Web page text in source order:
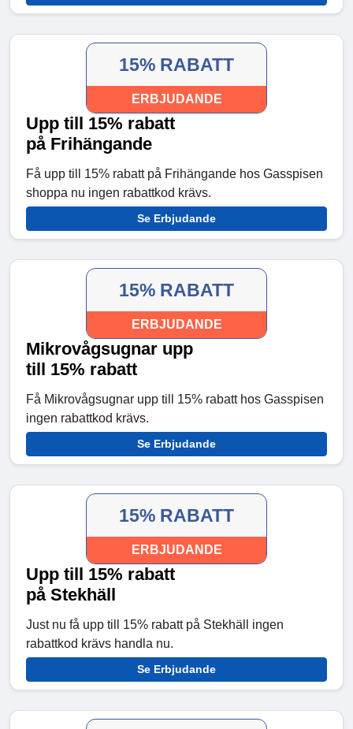
15% RABATT
ERBJUDANDE
Upp till 15% rabatt
på Frihängande
Få upp till 15% rabatt på Frihängande hos Gasspisen
shoppa nu ingen rabattkod krävs.
Se Erbjudande
15% RABATT
ERBJUDANDE
Mikrovågsugnar upp
till 15% rabatt
Få Mikrovågsugnar upp till 15% rabatt hos Gasspisen
ingen rabattkod krävs.
Se Erbjudande
15% RABATT
ERBJUDANDE
Upp till 15% rabatt
på Stekhäll
Just nu få upp till 15% rabatt på Stekhäll ingen
rabattkod krävs handla nu.
Se Erbjudande